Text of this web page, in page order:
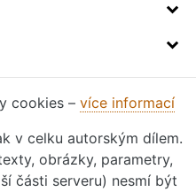
cookies – více informací
v celku autorským dílem.
obrázky, parametry,
části serveru) nesmí být